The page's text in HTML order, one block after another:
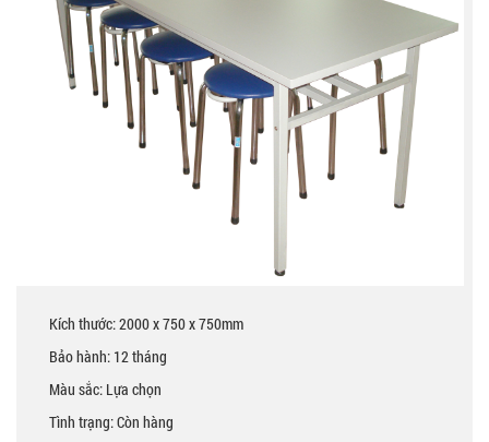
Kích thước: 2000 x 750 x 750mm
Bảo hành: 12 tháng
Màu sắc: Lựa chọn
Tình trạng: Còn hàng